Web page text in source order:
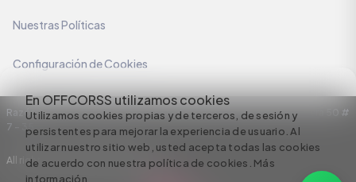
En OFFCORSS utilizamos cookies
Utilizamos cookies propias y de terceros, de sesión y
persistentes para mejorar la experiencia de usuario. Al
utilizar nuestro sitio web, usted acepta todas las cookies
de acuerdo con nuestra política de cookies. Más
información
Nuestras Políticas
Configuración de Cookies
Razón Social: C.I HERMECO S.A. NIT: 890924167-6 Dirección: Carrera 50 #
7 – 35
All rights reserved empowered by